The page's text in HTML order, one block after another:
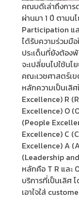
คณบดีเล่าถึงการ
ผ่านมา 1 ปี ตาม
Participation แล
ได้รับความร่วมมื
ประเด็นที่ยังต้อง
จะเปลี่ยนไปใช้น
คณะเวชศาสตร์เ
หลักความเป็นเลิ
Excellence) R
Excellence) O
(People
Excellence) C
Excellence) A
(Leadership
หลักคือ T R และ
บริการที่เป็นเลิศ
เอาใจใส่